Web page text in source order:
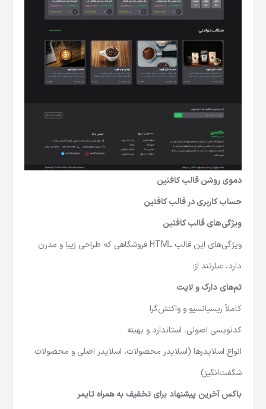
دموی روشن قالب کافئین
حساب کاربری در قالب کافئین
ویژگی‌های قالب کافئین
ویژگی‌های این قالب HTML فروشگاهی
که طراحی زیبا و مدرن
دارد، عبارتند از:
تم‌های دارک و لایت
کاملاً ریسپانسیو و واکنش‌گرا
کدنویسی اصولی، استاندارد و بهینه
انواع اسلایدرها (اسلایدر محصولات، اسلایدر اصلی و محصولات
شگفت‌انگیز)
باکس آخرین پیشنهاد برای تخفیف به همراه تایمر